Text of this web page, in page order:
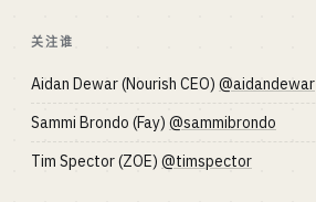
关注谁
Aidan Dewar (Nourish CEO) @aidandewar
Sammi Brondo (Fay) @sammibrondo
Tim Spector (ZOE) @timspector